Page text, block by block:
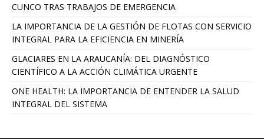
CUNCO TRAS TRABAJOS DE EMERGENCIA
LA IMPORTANCIA DE LA GESTIÓN DE FLOTAS CON SERVICIO
INTEGRAL PARA LA EFICIENCIA EN MINERÍA
GLACIARES EN LA ARAUCANÍA: DEL DIAGNÓSTICO
CIENTÍFICO A LA ACCIÓN CLIMÁTICA URGENTE
ONE HEALTH: LA IMPORTANCIA DE ENTENDER LA SALUD
INTEGRAL DEL SISTEMA